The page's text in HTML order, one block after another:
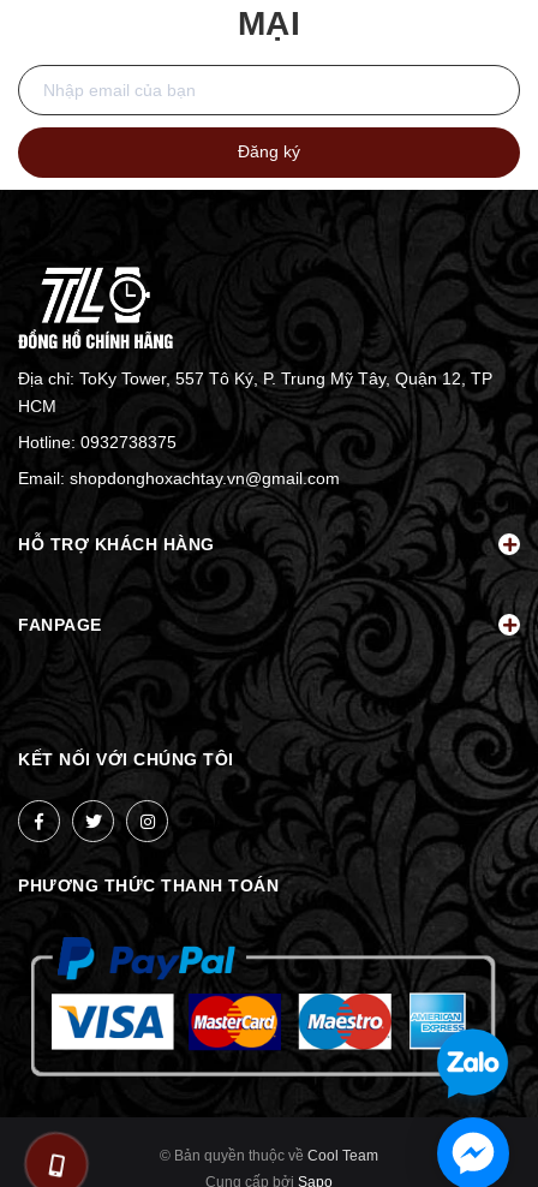
MẠI
Đăng ký
Địa chỉ: ToKy Tower, 557 Tô Ký, P. Trung Mỹ Tây, Quận 12, TP
HCM
Hotline: 0932738375
Email: shopdonghoxachtay.vn@gmail.com
HỖ TRỢ KHÁCH HÀNG
FANPAGE
KẾT NỐI VỚI CHÚNG TÔI
PHƯƠNG THỨC THANH TOÁN
© Bản quyền thuộc về Cool Team
Cung cấp bởi Sapo